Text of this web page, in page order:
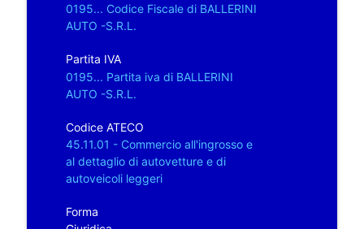
0195... Codice Fiscale di BALLERINI
AUTO -S.R.L.
Partita IVA
0195... Partita iva di BALLERINI
AUTO -S.R.L.
Codice ATECO
45.11.01 - Commercio all'ingrosso e
al dettaglio di autovetture e di
autoveicoli leggeri
Forma